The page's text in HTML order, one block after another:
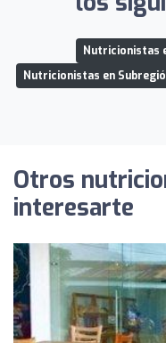
Nutricionistas
Nutricionistas en
Otros
interesarte